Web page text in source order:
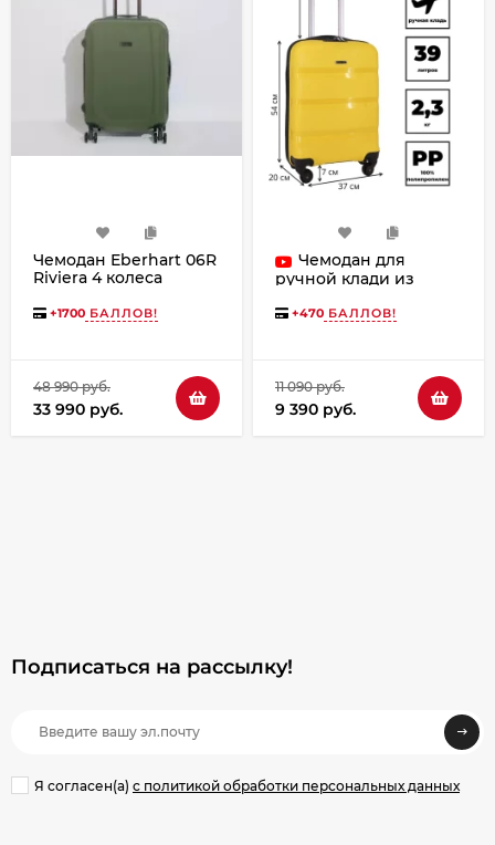
Чемодан Eberhart 06R
Riviera 4 колеса
+1700 БАЛЛОВ!
48 990 руб.
33 990 руб.
Чемодан для
ручной клади из
460 18"
+470 БАЛЛОВ!
11 090 руб.
9 390 руб.
Подписаться на рассылкy!
Я согласен(a) с политикой обработки персональных данных